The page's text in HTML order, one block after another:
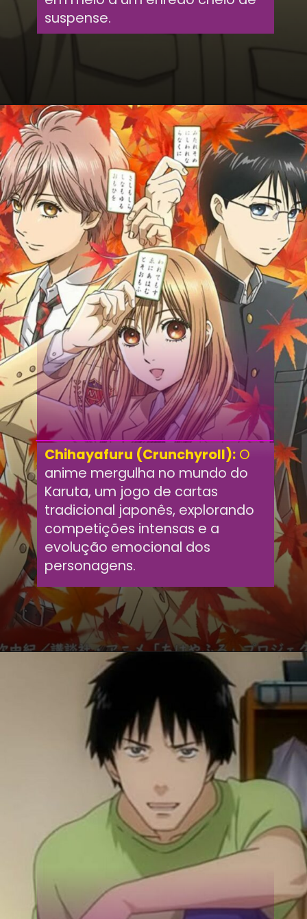
suspense.
Chihayafuru (Crunchyroll): O
anime mergulha no mundo do
Karuta, um jogo de cartas
tradicional japonês, explorando
competições intensas e a
evolução emocional dos
personagens.